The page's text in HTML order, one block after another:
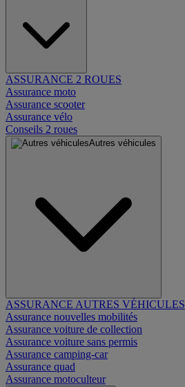
ASSURANCE 2 ROUES
Assurance moto
Assurance scooter
Assurance vélo
Conseils 2 roues
Autres véhicules
ASSURANCE AUTRES VÉHICULES
Assurance nouvelles mobilités
Assurance voiture de collection
Assurance voiture sans permis
Assurance camping-car
Assurance quad
Assurance motoculteur